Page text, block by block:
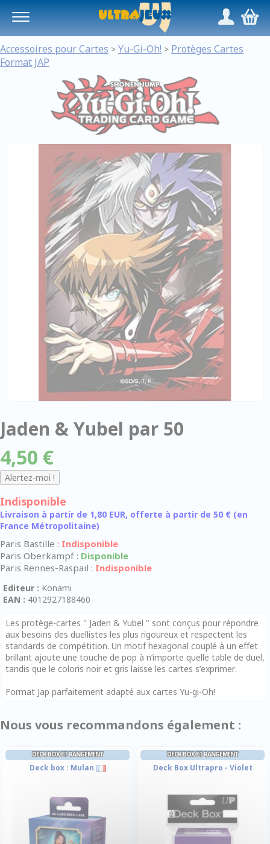
/,
Accessoires pour Cartes > Yu-Gi-Oh! > Protèges Cartes
Format JAP
Jaden & Yubel par 50
4,50 €
Indisponible
Livraison à partir de 1,80 EUR, offerte à partir de 50 € (en
France Métropolitaine)
Paris Bastille : Indisponible
Paris Oberkampf : Disponible
Paris Rennes-Raspail : Indisponible
Editeur : Konami
EAN : 4012927188460
Les protège-cartes " Jaden & Yubel " sont conçus pour répondre
aux besoins des duellistes les plus rigoureux et respectent les
standards de compétition. Un motif hexagonal couplé à un effet
brillant ajoute une touche de pop à n’importe quelle table de duel,
tandis que le coloris noir et gris laisse les cartes s’exprimer.
Format Jap parfaitement adapté aux cartes Yu-gi-Oh!
Nous vous recommandons également :
DECK BOX ET RANGEMENT
Deck box : Mulan
DECK BOX ET RANGEMENT
Deck Box Ultrapro - Violet